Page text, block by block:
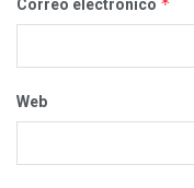
Correo electrónico
Web